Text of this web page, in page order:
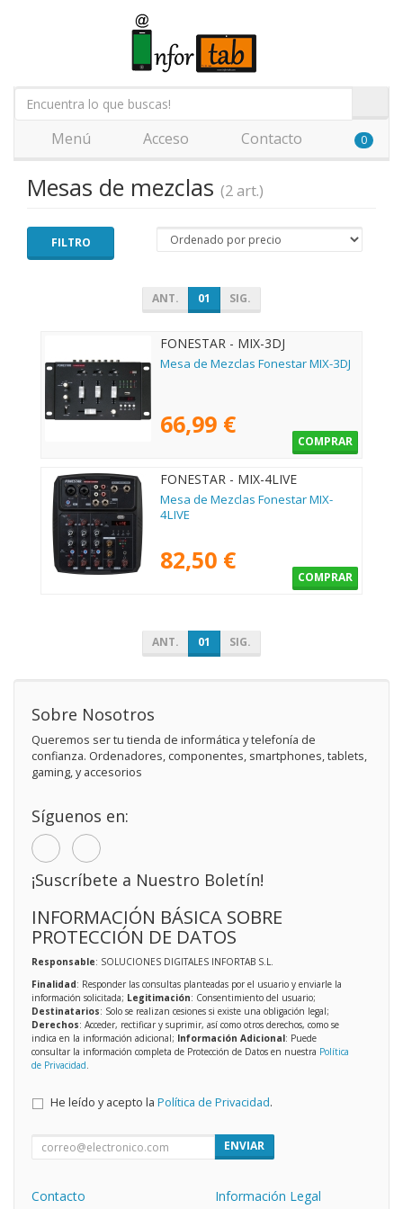
Menú Acceso Contacto 0
Mesas de mezclas (2 art.)
FILTRO
ANT. 01 SIG.
FONESTAR - MIX-3DJ
Mesa de Mezclas Fonestar MIX-3DJ
66,99 €
COMPRAR
FONESTAR - MIX-4LIVE
Mesa de Mezclas Fonestar MIX-
4LIVE
82,50 €
COMPRAR
ANT. 01 SIG.
Sobre Nosotros
Queremos ser tu tienda de informática y telefonía de
confianza. Ordenadores, componentes, smartphones, tablets,
gaming, y accesorios
Síguenos en:
¡Suscríbete a Nuestro Boletín!
INFORMACIÓN BÁSICA SOBRE
PROTECCIÓN DE DATOS
Responsable: SOLUCIONES DIGITALES INFORTAB S.L.
Finalidad: Responder las consultas planteadas por el usuario y enviarle la
información solicitada; Legitimación: Consentimiento del usuario;
Destinatarios: Solo se realizan cesiones si existe una obligación legal;
Derechos: Acceder, rectificar y suprimir, así como otros derechos, como se
indica en la información adicional; Información Adicional: Puede
consultar la información completa de Protección de Datos en nuestra Política
de Privacidad.
He leído y acepto la Política de Privacidad.
ENVIAR
Contacto
Información Legal